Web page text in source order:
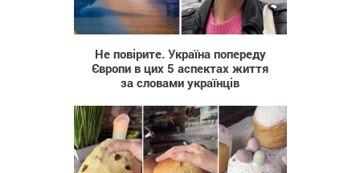
319
Не повірите. Україна попереду
Європи в цих 5 аспектах життя
за словами українців